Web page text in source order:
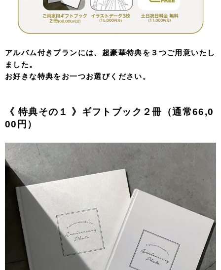
アルバム付きプランには、超豪華特典を３つご用意いたし
ました。
お好きな特典をお一つお選びください。
《 特典その１ 》ギフトブック２冊（通常66,0
00円）